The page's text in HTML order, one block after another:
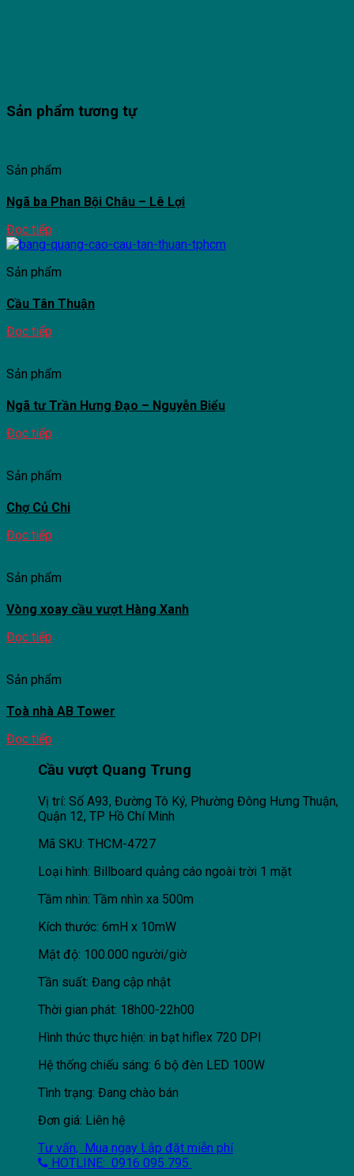
Sản phẩm tương tự
Sản phẩm
Ngã ba Phan Bội Châu – Lê Lợi
Đọc tiếp
Sản phẩm
Cầu Tân Thuận
Đọc tiếp
Sản phẩm
Ngã tư Trần Hưng Đạo – Nguyễn Biểu
Đọc tiếp
Sản phẩm
Chợ Củ Chi
Đọc tiếp
Sản phẩm
Vòng xoay cầu vượt Hàng Xanh
Đọc tiếp
Sản phẩm
Toà nhà AB Tower
Đọc tiếp
Cầu vượt Quang Trung
Vị trí: Số A93, Đường Tô Ký, Phường Đông Hưng Thuận,
Quận 12, TP Hồ Chí Minh
Mã SKU: THCM-4727
Loại hình: Billboard quảng cáo ngoài trời 1 mặt
Tầm nhìn: Tầm nhìn xa 500m
Kích thước: 6mH x 10mW
Mật độ: 100.000 người/giờ
Tần suất: Đang cập nhật
Thời gian phát: 18h00-22h00
Hình thức thực hiện: in bạt hiflex 720 DPI
Hệ thống chiếu sáng: 6 bộ đèn LED 100W
Tình trạng: Đang chào bán
Đơn giá: Liên hệ
Tư vấn, Mua ngay Lắp đặt miễn phí
HOTLINE: 0916 095 795